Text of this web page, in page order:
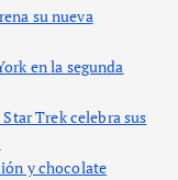
su nueva
en la segunda
Trek celebra sus
y chocolate